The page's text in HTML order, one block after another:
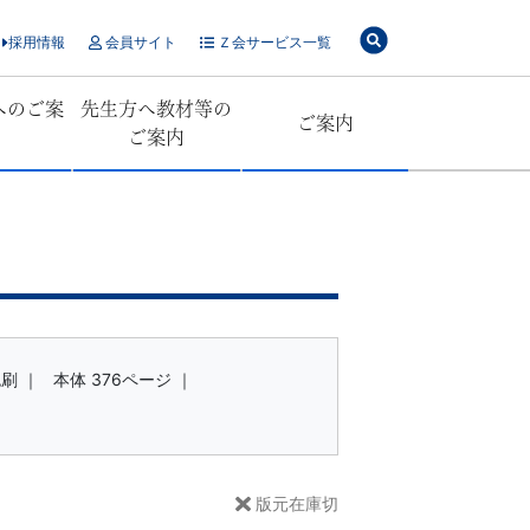
採用情報 会員サイト Ｚ会サービス一覧
のご案
先生方へ教材等の
ご案内
ご案内
｜ 本体 376ページ ｜
版元在庫切